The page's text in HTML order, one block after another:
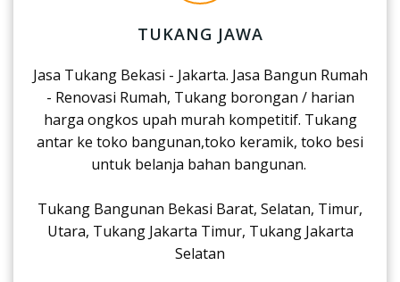
TUKANG JAWA
Jasa Tukang Bekasi - Jakarta. Jasa Bangun Rumah
- Renovasi Rumah, Tukang borongan / harian
harga ongkos upah murah kompetitif. Tukang
antar ke toko bangunan,toko keramik, toko besi
untuk belanja bahan bangunan.
Tukang Bangunan Bekasi Barat, Selatan, Timur,
Utara, Tukang Jakarta Timur, Tukang Jakarta
Selatan